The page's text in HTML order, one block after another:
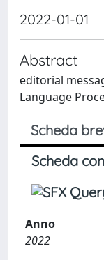
2022-01-01
Abstract
editorial
Language
Scheda
Scheda
Anno
2022